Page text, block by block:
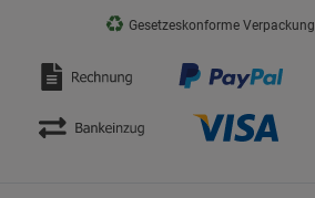
♻ Gesetzeskonforme